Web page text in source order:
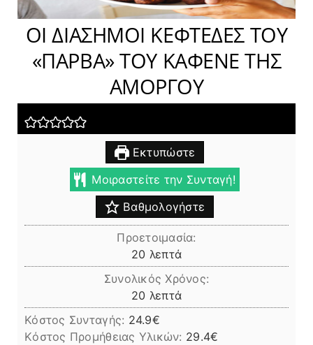
ΟΙ ΔΙΑΣΗΜΟΙ ΚΕΦΤΕΔΕΣ ΤΟΥ
«ΠΑΡΒΑ» ΤΟΥ ΚΑΦΕΝΕ ΤΗΣ
ΑΜΟΡΓΟΥ
Εκτυπώστε
Μοιραστείτε την Συνταγή!
Βαθμολογήστε
Προετοιμασία:
20 λεπτά
λεπτά
Συνολικός Χρόνος:
20 λεπτά
λεπτά
Κόστος Συνταγής: 24.9€
Kόστος Προμήθειας Υλικών: 29.4